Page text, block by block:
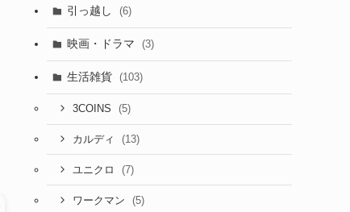
引っ越し (6)
映画・ドラマ (3)
生活雑貨 (103)
3COINS (5)
カルディ (13)
ユニクロ (7)
ワークマン (5)